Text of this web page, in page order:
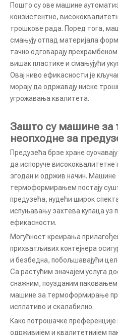
Пошто су ове машине
конзистентне,
трошкове рада. Поред тога,
смањују отпад материјала
тачно одговарају
вишак пластике и смањујући
Овај ниво ефикасности је
морају да одржавају ниске
угрожавања квалитета.
Зашто су машине
неопходне за
Предузећа брзе хране
да испоруче
згодан и одржив начин. Машине
термоформирањем постају
предузећа, нудећи широк
испуњавању захтева купаца
ефикасности.
Могућност креирања
прихватљивих контејнера
и безбедна, побољшавајући
Са растућим значајем услуга
снажним, поузданим паковањем
машине за термоформирање
исплативо и скалабилно.
Како потрошачке преференције
одрживијем и квалитетнијем